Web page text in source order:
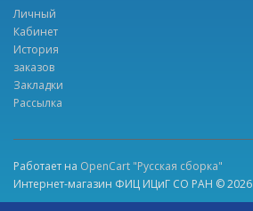
Личный
Кабинет
История
заказов
Закладки
Рассылка
Работает на OpenCart "Русская сборка"
Интернет-магазин ФИЦ ИЦиГ СО РАН © 2026